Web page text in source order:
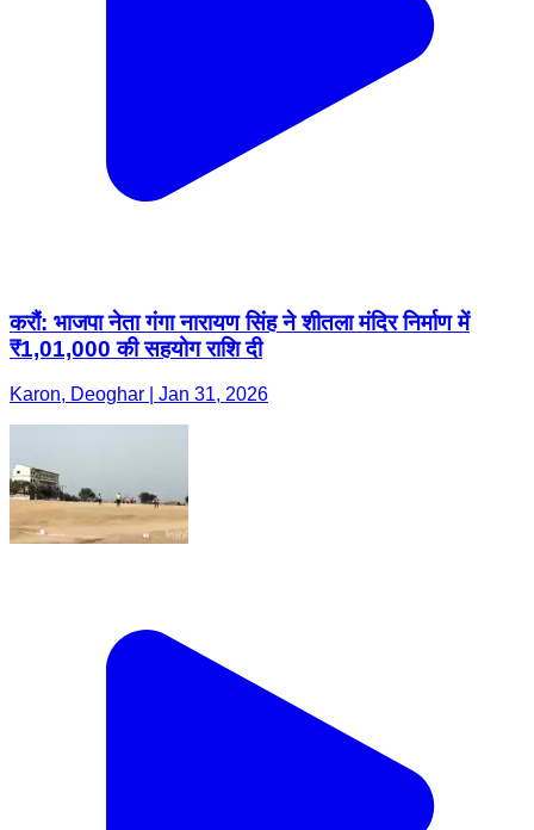
करौं: भाजपा नेता गंगा नारायण सिंह ने शीतला मंदिर निर्माण में
₹1,01,000 की सहयोग राशि दी
Karon, Deoghar | Jan 31, 2026